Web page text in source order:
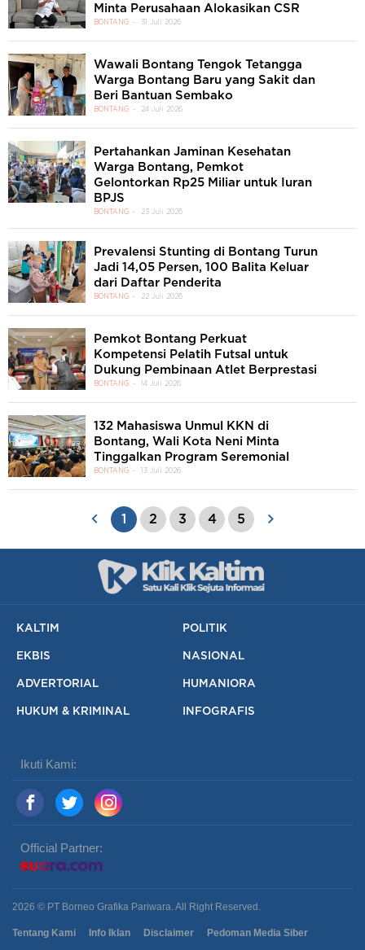
Minta Perusahaan Alokasikan CSR
BONTANG 31 Juli 2026
Wawali Bontang Tengok Tetangga
Warga Bontang Baru yang Sakit dan
Beri Bantuan Sembako
BONTANG 24 Juli 2026
Pertahankan Jaminan Kesehatan
Warga Bontang, Pemkot
Gelontorkan Rp25 Miliar untuk Iuran
BPJS
BONTANG 23 Juli 2026
Prevalensi Stunting di Bontang Turun
Jadi 14,05 Persen, 100 Balita Keluar
dari Daftar Penderita
BONTANG 22 Juli 2026
Pemkot Bontang Perkuat
Kompetensi Pelatih Futsal untuk
Dukung Pembinaan Atlet Berprestasi
BONTANG 14 Juli 2026
132 Mahasiswa Unmul KKN di
Bontang, Wali Kota Neni Minta
Tinggalkan Program Seremonial
BONTANG 13 Juli 2026
1 2 3 4 5
KALTIM POLITIK
EKBIS NASIONAL
ADVERTORIAL HUMANIORA
HUKUM & KRIMINAL INFOGRAFIS
Ikuti Kami:
Official Partner:
2026 © PT Borneo Grafika Pariwara. All Right Reserved.
Tentang Kami Info Iklan Disclaimer Pedoman Media Siber